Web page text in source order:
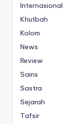
Internasional
Khutbah
Kolom
News
Review
Sains
Sastra
Sejarah
Tafsir